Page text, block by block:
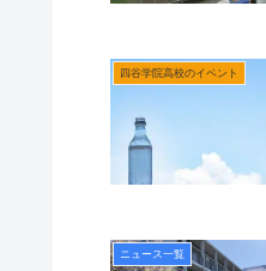
四谷学院高校のイベント
ニュース一覧